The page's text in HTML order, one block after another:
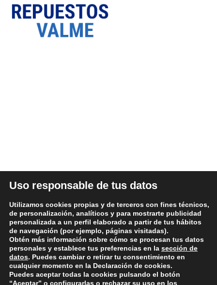
Política de Privacidad
Política de Cookies
Condiciones generales de compra
Política de devoluciones y reembolsos
Uso responsable de tus datos
Utilizamos cookies propias y de terceros con fines técnicos,
de personalización, analíticos y para mostrarte publicidad
personalizada a un perfil elaborado a partir de tus hábitos
de navegación (por ejemplo, páginas visitadas).
Obtén más información sobre cómo se procesan tus datos
personales y establece tus preferencias en la sección de
datos. Puedes cambiar o retirar tu consentimiento en
cualquier momento en la Declaración de cookies.
Puedes aceptar todas la cookies pulsando el botón
“Aceptar” o configurarlas o rechazar su uso en los